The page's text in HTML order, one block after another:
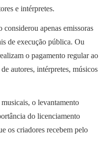
e intérpretes.
considerou apenas emissoras
de execução pública. Ou
o pagamento regular ao
autores, intérpretes, músicos
o levantamento
do licenciamento
os criadores recebem pelo